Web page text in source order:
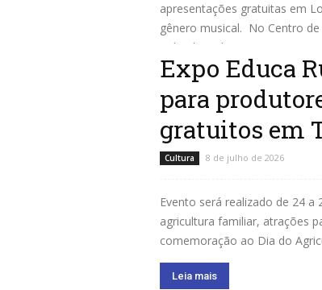
apresentações gratuitas em
gênero musical. No Centro
Sobrinho”, da região Oeste o
Leia mais
Expo Educa
para
gratuitos em
Cultura 8 de julho de 2026
Evento será realizado de 24
agricultura familiar, atrações
comemoração ao Dia do
Leia mais